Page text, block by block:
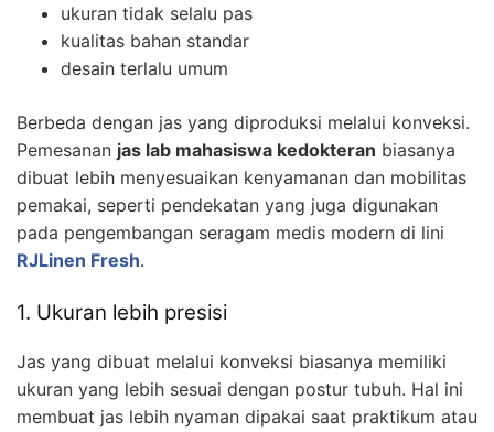
ukuran tidak selalu pas
kualitas bahan standar
desain terlalu umum
Berbeda dengan jas yang diproduksi melalui konveksi.
Pemesanan jas lab mahasiswa kedokteran biasanya
dibuat lebih menyesuaikan kenyamanan dan mobilitas
pemakai, seperti pendekatan yang juga digunakan
pada pengembangan seragam medis modern di lini
RJLinen Fresh.
1. Ukuran lebih presisi
Jas yang dibuat melalui konveksi biasanya memiliki
ukuran yang lebih sesuai dengan postur tubuh. Hal ini
membuat jas lebih nyaman dipakai saat praktikum atau